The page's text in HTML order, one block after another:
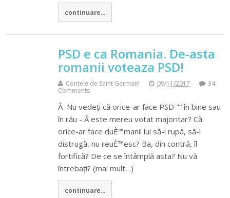
continuare...
PSD e ca Romania. De-asta
romanii voteaza PSD!
Contele de Saint Germain 09/11/2017
34
Comments
Â Nu vedeți că orice-ar face PSD "“ în bine sau
în rău - Â este mereu votat majoritar? Că
orice-ar face duÈ™manii lui să-l rupă, să-l
distrugă, nu reuÈ™esc? Ba, din contră, îl
fortifică? De ce se întâmplă asta? Nu vă
întrebați? (mai mult…)
continuare...